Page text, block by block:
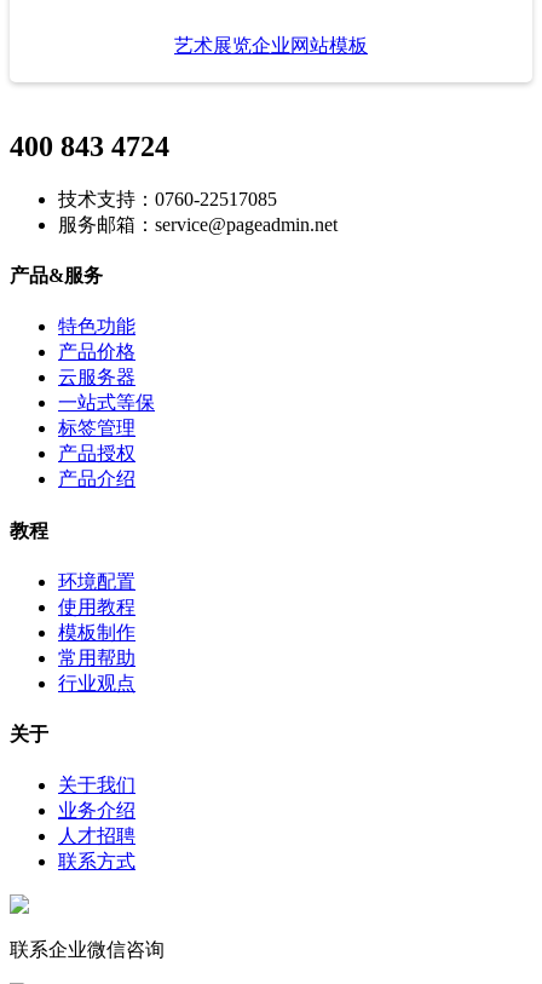
艺术展览企业网站模板
400 843 4724
技术支持：0760-22517085
服务邮箱：service@pageadmin.net
产品&服务
特色功能
产品价格
云服务器
一站式等保
标签管理
产品授权
产品介绍
教程
环境配置
使用教程
模板制作
常用帮助
行业观点
关于
关于我们
业务介绍
人才招聘
联系方式
联系企业微信咨询